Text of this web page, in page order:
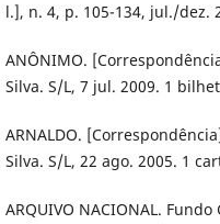
l.], n. 4, p. 105-134, jul./dez.
ANÔNIMO.
Silva. S/L, 7 jul. 2009. 1
ARNALDO.
Silva. S/L, 22 ago. 2005. 1
ARQUIVO NACIONAL.